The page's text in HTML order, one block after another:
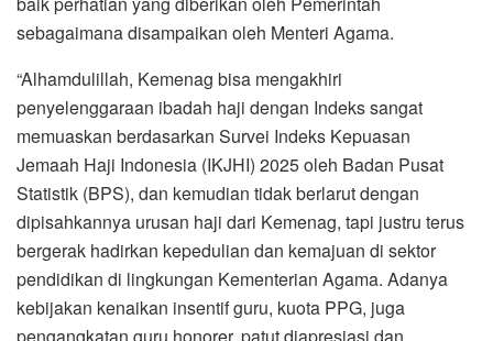
sebagaimana disampaikan oleh Menteri Agama.
“Alhamdulillah, Kemenag bisa mengakhiri
penyelenggaraan ibadah haji dengan Indeks sangat
memuaskan berdasarkan Survei Indeks Kepuasan
Jemaah Haji Indonesia (IKJHI) 2025 oleh Badan Pusat
Statistik (BPS), dan kemudian tidak berlarut dengan
dipisahkannya urusan haji dari Kemenag, tapi justru terus
bergerak hadirkan kepedulian dan kemajuan di sektor
pendidikan di lingkungan Kementerian Agama. Adanya
kebijakan kenaikan insentif guru, kuota PPG, juga
pengangkatan guru honorer, patut diapresiasi dan